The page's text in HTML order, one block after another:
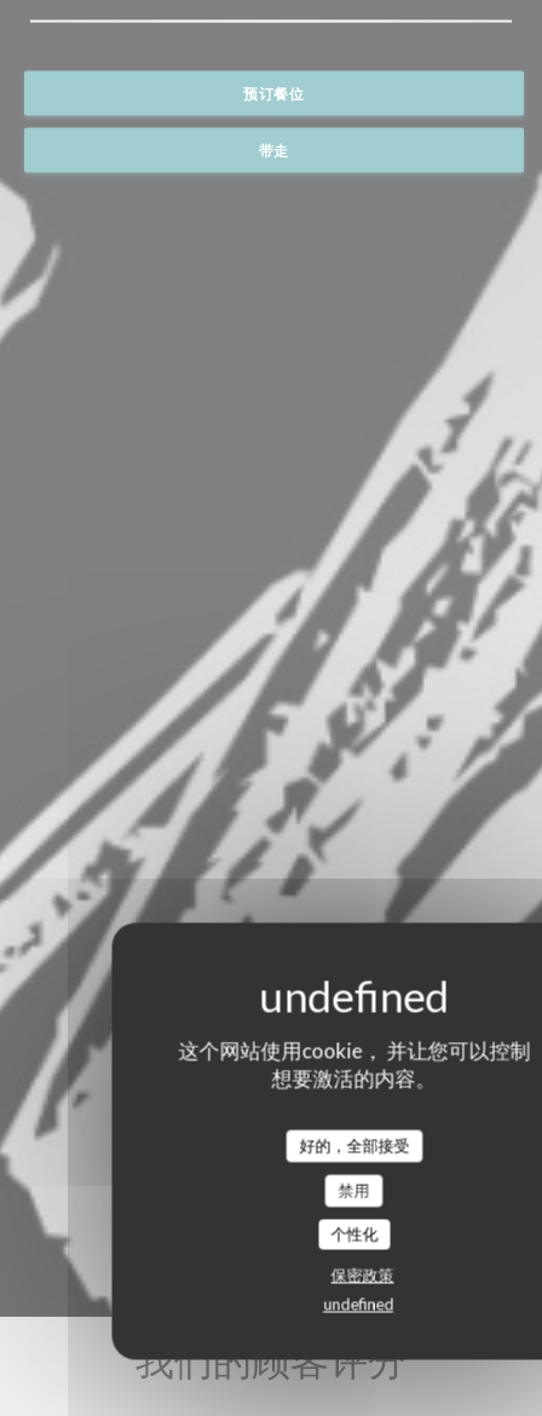
这个网站使用cookie， 并让您可以控制
想要激活的内容。
好的，全部接受
禁用
个性化
保密政策
undefined
预订餐位
带走
我们的顾客评分